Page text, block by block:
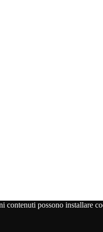
contenuti possono installare